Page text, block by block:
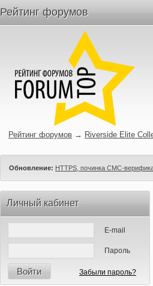
Рейтинг форумов
Рейтинг форумов → Riverside Elite
Обновление: HTTPS, починка СМС-
Личный кабинет
E-mail
Пароль
Войти Забыли пароль?